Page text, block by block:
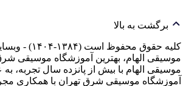
برگشت به بالا
کلیه حقوق
موسیقی الهام، بهترین آموزشگاه موسیقی
موسیقی الهام با بیش از پانزده سال تجربه، به
آموزشگاه موسیقی شرق تهران با همکاری